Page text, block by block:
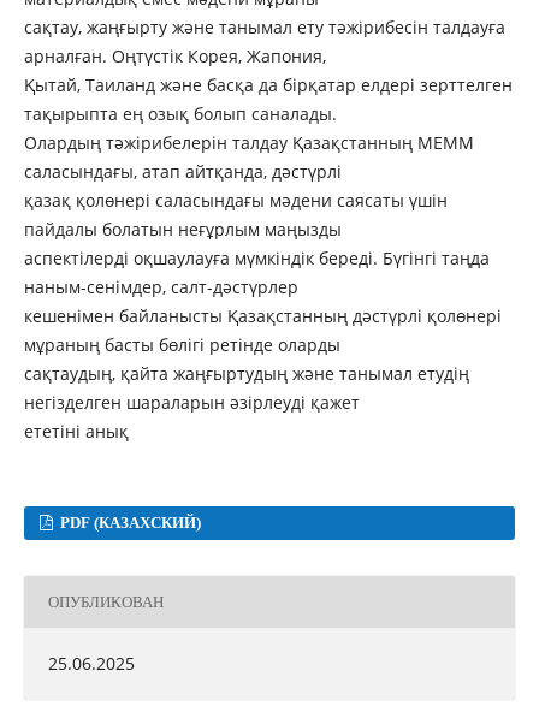
сақтау, жаңғырту және танымал ету тәжірибесін талдауға
арналған. Оңтүстік Корея, Жапония,
Қытай, Таиланд және басқа да бірқатар елдері зерттелген
тақырыпта ең озық болып саналады.
Олардың тәжірибелерін талдау Қазақстанның МЕММ
саласындағы, атап айтқанда, дәстүрлі
қазақ қолөнері саласындағы мәдени саясаты үшін
пайдалы болатын неғұрлым маңызды
аспектілерді оқшаулауға мүмкіндік береді. Бүгінгі таңда
наным-сенімдер, салт-дәстүрлер
кешенімен байланысты Қазақстанның дәстүрлі қолөнері
мұраның басты бөлігі ретінде оларды
сақтаудың, қайта жаңғыртудың және танымал етудің
негізделген шараларын әзірлеуді қажет
ететіні анық
PDF (КАЗАХСКИЙ)
ОПУБЛИКОВАН
25.06.2025